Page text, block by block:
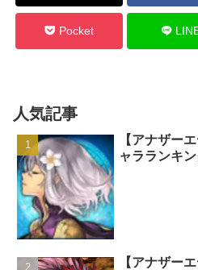
Pocket
人気記事
【アナザー
ャラランキン
【アナザー